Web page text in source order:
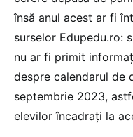
însă anul acest ar fi
surselor Edupedu.ro:
nu ar fi primit
despre calendarul de
septembrie 2023,
elevilor încadrați la